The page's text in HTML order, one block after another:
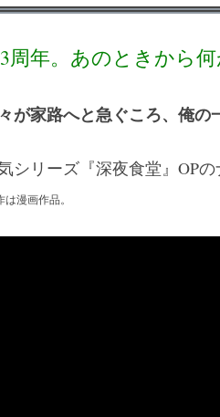
周年。あのときから
が家路へと急ぐころ、俺
シリーズ『深夜食堂』OP
漫画作品。